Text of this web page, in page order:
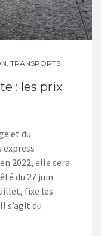
, TRANSPORTS
: les prix
et du
2022, elle sera
du 27 juin
fixe les
s’agit du